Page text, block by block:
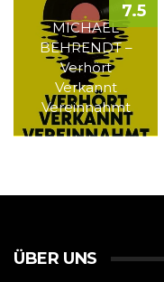
MICHAEL
BEHRENDT –
Verhört
Verkannt
Vereinnahmt
7.5
ÜBER UNS